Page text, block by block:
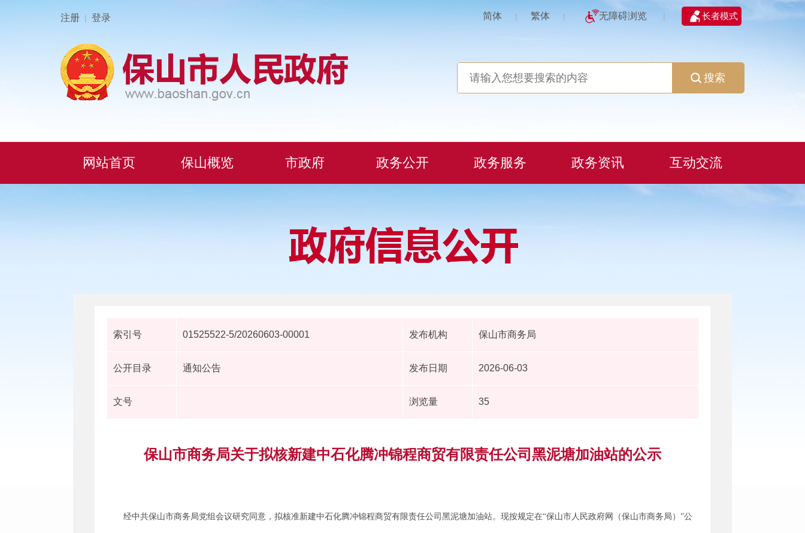
注册 | 登录 简体 | 繁体 | 无障碍浏览 | 长者模式
搜索
网站首页 保山概览 市政府 政务公开 政务服务 政务资讯 互动交流
索引号 01525522-5/20260603-00001 发布机构 保山市商务局
公开目录 通知公告 发布日期 2026-06-03
文号 浏览量 35
保山市商务局关于拟核新建中石化腾冲锦程商贸有限责任公司黑泥塘加油站的公示
经中共保山市商务局党组会议研究同意，拟核准新建中石化腾冲锦程商贸有限责任公司黑泥塘加油站。现按规定在“保山市人民政府网（保山市商务局）”公